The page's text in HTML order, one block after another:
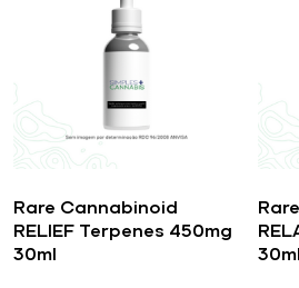
Rare Cannabinoid
RELIEF Terpenes 450mg
30ml
30ml